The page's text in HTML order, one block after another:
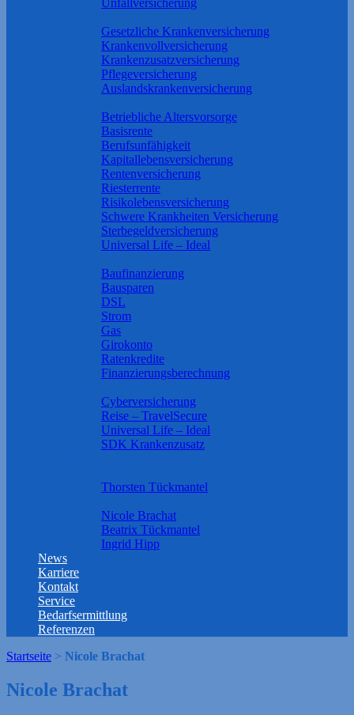
Unfallversicherung
Gesetzliche Krankenversicherung
Krankenvollversicherung
Krankenzusatzversicherung
Pflegeversicherung
Auslandskrankenversicherung
Betriebliche Altersvorsorge
Basisrente
Berufs­unfähigkeit
Kapitallebensversicherung
Rentenversicherung
Riesterrente
Risikolebensversicherung
Schwere Krankheiten Versicherung
Sterbegeldversicherung
Universal Life – Ideal
Baufinanzierung
Bausparen
DSL
Strom
Gas
Girokonto
Ratenkredite
Finanzierungsberechnung
Cyberversicherung
Reise – TravelSecure
Universal Life – Ideal
SDK Krankenzusatz
Thorsten Tückmantel
Nicole Brachat
Beatrix Tückmantel
Ingrid Hipp
News
Karriere
Kontakt
Service
Bedarfsermittlung
Referenzen
Startseite > Nicole Brachat
Nicole Brachat